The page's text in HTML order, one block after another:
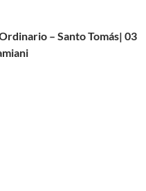
– Santo Tomás| 03